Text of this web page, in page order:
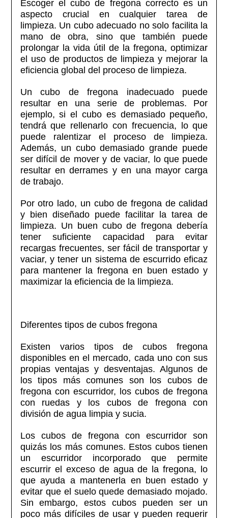
Escoger el cubo de fregona correcto es un
aspecto crucial en cualquier tarea de
limpieza. Un cubo adecuado no solo facilita la
mano de obra, sino que también puede
prolongar la vida útil de la fregona, optimizar
el uso de productos de limpieza y mejorar la
eficiencia global del proceso de limpieza.
Un cubo de fregona inadecuado puede
resultar en una serie de problemas. Por
ejemplo, si el cubo es demasiado pequeño,
tendrá que rellenarlo con frecuencia, lo que
puede ralentizar el proceso de limpieza.
Además, un cubo demasiado grande puede
ser difícil de mover y de vaciar, lo que puede
resultar en derrames y en una mayor carga
de trabajo.
Por otro lado, un cubo de fregona de calidad
y bien diseñado puede facilitar la tarea de
limpieza. Un buen cubo de fregona debería
tener suficiente capacidad para evitar
recargas frecuentes, ser fácil de transportar y
vaciar, y tener un sistema de escurrido eficaz
para mantener la fregona en buen estado y
maximizar la eficiencia de la limpieza.
Diferentes tipos de cubos fregona
Existen varios tipos de cubos fregona
disponibles en el mercado, cada uno con sus
propias ventajas y desventajas. Algunos de
los tipos más comunes son los cubos de
fregona con escurridor, los cubos de fregona
con ruedas y los cubos de fregona con
división de agua limpia y sucia.
Los cubos de fregona con escurridor son
quizás los más comunes. Estos cubos tienen
un escurridor incorporado que permite
escurrir el exceso de agua de la fregona, lo
que ayuda a mantenerla en buen estado y
evitar que el suelo quede demasiado mojado.
Sin embargo, estos cubos pueden ser un
poco más difíciles de usar y pueden requerir